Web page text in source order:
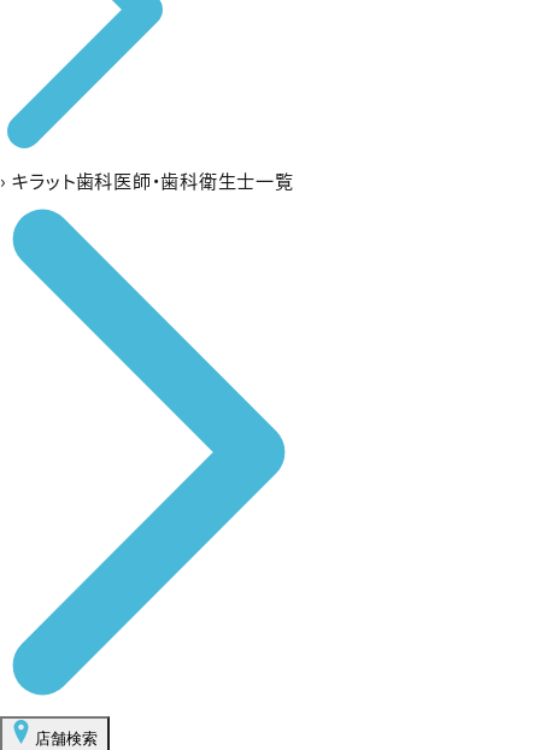
› キラット歯科医師・歯科衛生士一覧
店舗検索